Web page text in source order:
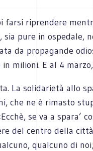
farsi riprendere
pure in ospedale,
da propagande
milioni. E al 4
La solidarietà allo
che ne è rimasto
se va a spara’
del centro della
qualcuno di